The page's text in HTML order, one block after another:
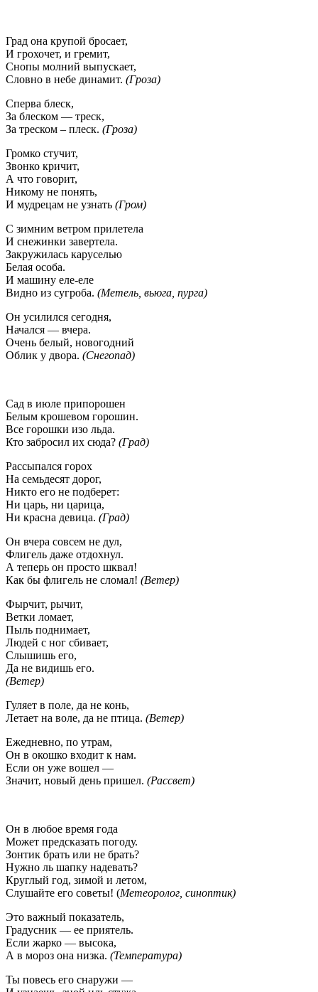
Град она крупой бросает,
И грохочет, и гремит,
Снопы молний выпускает,
Словно в небе динамит. (Гроза)
Сперва блеск,
За блеском — треск,
За треском – плеск. (Гроза)
Громко стучит,
Звонко кричит,
А что говорит,
Никому не понять,
И мудрецам не узнать (Гром)
С зимним ветром прилетела
И снежинки завертела.
Закружилась каруселью
Белая особа.
И машину еле-еле
Видно из сугроба. (Метель, вьюга, пурга)
Он усилился сегодня,
Начался — вчера.
Очень белый, новогодний
Облик у двора. (Снегопад)
Сад в июле припорошен
Белым крошевом горошин.
Все горошки изо льда.
Кто забросил их сюда? (Град)
Рассыпался горох
На семьдесят дорог,
Никто его не подберет:
Ни царь, ни царица,
Ни красна девица. (Град)
Он вчера совсем не дул,
Флигель даже отдохнул.
А теперь он просто шквал!
Как бы флигель не сломал! (Ветер)
Фырчит, рычит,
Ветки ломает,
Пыль поднимает,
Людей с ног сбивает,
Слышишь его,
Да не видишь его.
(Ветер)
Гуляет в поле, да не конь,
Летает на воле, да не птица. (Ветер)
Ежедневно, по утрам,
Он в окошко входит к нам.
Если он уже вошел —
Значит, новый день пришел. (Рассвет)
Он в любое время года
Может предсказать погоду.
Зонтик брать или не брать?
Нужно ль шапку надевать?
Круглый год, зимой и летом,
Слушайте его советы! (Метеоролог, синоптик)
Это важный показатель,
Градусник — ее приятель.
Если жарко — высока,
А в мороз она низка. (Температура)
Ты повесь его снаружи —